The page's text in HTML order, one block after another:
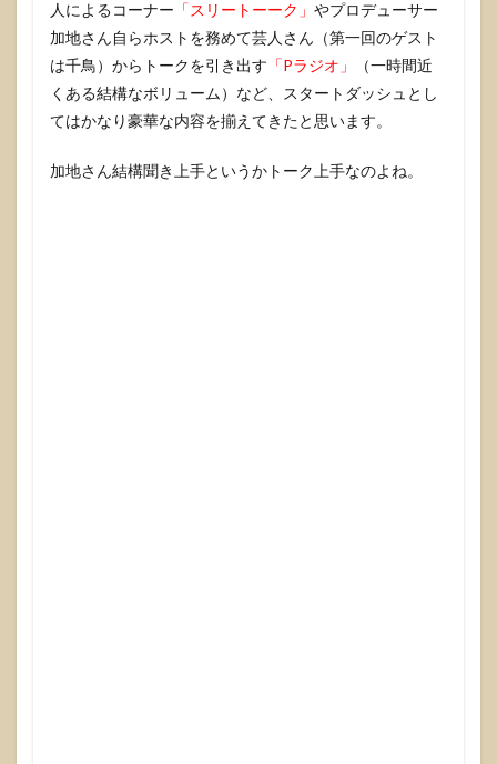
人によるコーナー 「スリートーーク」 やプロデューサー
加地さん自らホストを務めて芸人さん（第一回のゲスト
は千鳥）からトークを引き出す 「Pラジオ」
（一時間近
くある結構なボリューム）など、スタートダッシュとし
てはかなり豪華な内容を揃えてきたと思います。
加地さん結構聞き上手というかトーク上手なのよね。